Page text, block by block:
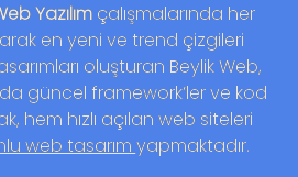
Yazılımçalışmalarında her
en yeni ve trend çizgileri
oluşturan Beylik Web,
güncel framework’ler ve kod
hem hızlı açılan web siteleri
web tasarım yapmaktadır.